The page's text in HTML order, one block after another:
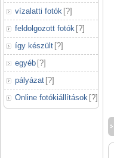
vízalatti fotók [?]
feldolgozott fotók [?]
így készült [?]
egyéb [?]
pályázat [?]
Online fotókiállítások [?]